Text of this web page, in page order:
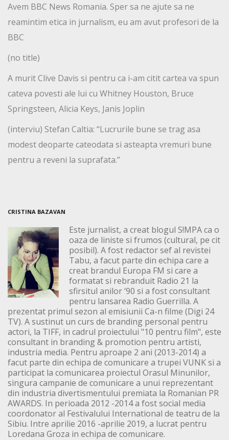
Avem BBC News Romania. Sper sa ne ajute sa ne
reamintim etica in jurnalism, eu am avut profesori de la
BBC
(no title)
A murit Clive Davis si pentru ca i-am citit cartea va spun
cateva povesti ale lui cu Whitney Houston, Bruce
Springsteen, Alicia Keys, Janis Joplin
(interviu) Stefan Caltia: “Lucrurile bune se trag asa
modest deoparte cateodata si asteapta vremuri bune
pentru a reveni la suprafata.”
CRISTINA BAZAVAN
Este jurnalist, a creat blogul S!MPA ca o
oaza de liniste si frumos (cultural, pe cit
posibil). A fost redactor sef al revistei
Tabu, a facut parte din echipa care a
creat brandul Europa FM si care a
formatat si rebranduit Radio 21 la
sfirsitul anilor ‘90 si a fost consultant
pentru lansarea Radio Guerrilla. A
prezentat primul sezon al emisiunii Ca-n filme (Digi 24
TV). A sustinut un curs de branding personal pentru
actori, la TIFF, in cadrul proiectului "10 pentru film", este
consultant in branding & promotion pentru artisti,
industria media. Pentru aproape 2 ani (2013-2014) a
facut parte din echipa de comunicare a trupei VUNK si a
participat la comunicarea proiectul Orasul Minunilor,
singura campanie de comunicare a unui reprezentant
din industria divertismentului premiata la Romanian PR
AWARDS. In perioada 2012 -2014 a fost social media
coordonator al Festivalului International de teatru de la
Sibiu. Intre aprilie 2016 -aprilie 2019, a lucrat pentru
Loredana Groza in echipa de comunicare.